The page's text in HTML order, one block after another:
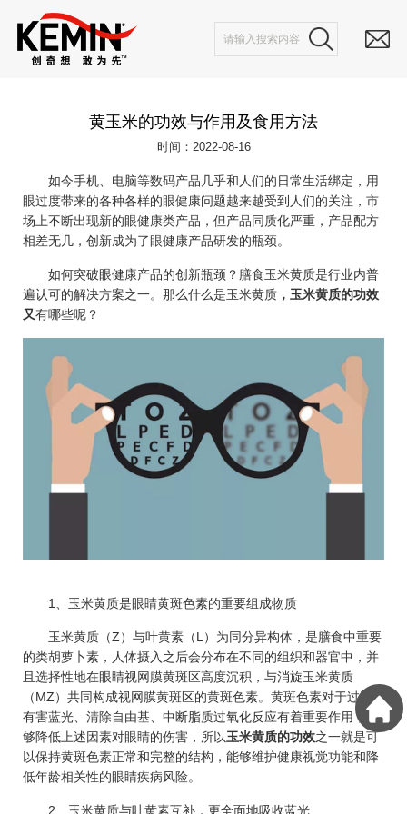
黄玉米的功效与作用及食用方法
时间：2022-08-16
如今手机、电脑等数码产品几乎和人们的日常生活绑定，用
眼过度带来的各种各样的眼健康问题越来越受到人们的关注，市
场上不断出现新的眼健康类产品，但产品同质化严重，产品配方
相差无几，创新成为了眼健康产品研发的瓶颈。
如何突破眼健康产品的创新瓶颈？膳食玉米黄质是行业内普
遍认可的解决方案之一。那么什么是玉米黄质，玉米黄质的功效
又有哪些呢？
1、玉米黄质是眼睛黄斑色素的重要组成物质
玉米黄质（Z）与叶黄素（L）为同分异构体，是膳食中重要
的类胡萝卜素，人体摄入之后会分布在不同的组织和器官中，并
且选择性地在眼睛视网膜黄斑区高度沉积，与消旋玉米黄质
（MZ）共同构成视网膜黄斑区的黄斑色素。黄斑色素对于过滤
有害蓝光、清除自由基、中断脂质过氧化反应有着重要作用，能
够降低上述因素对眼睛的伤害，所以玉米黄质的功效之一就是可
以保持黄斑色素正常和完整的结构，能够维护健康视觉功能和降
低年龄相关性的眼睛疾病风险。
2、玉米黄质与叶黄素互补，更全面地吸收蓝光